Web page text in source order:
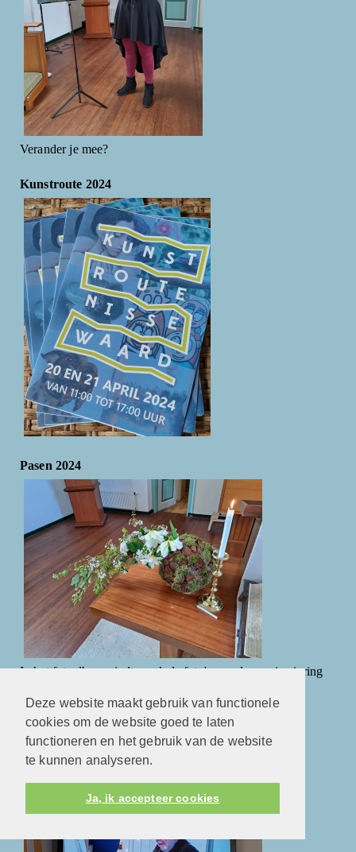
Deze website maakt gebruik van functionele
cookies om de website goed te laten
functioneren en het gebruik van de website
te kunnen analyseren.
Ja, ik accepteer cookies
Verander je mee?
Kunstroute 2024
Pasen 2024
In het fotoalbum vindt u enkele foto's van de mooie viering
Orgelconcert